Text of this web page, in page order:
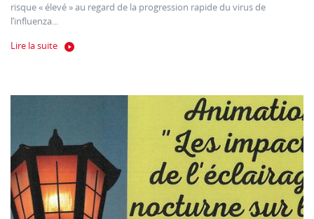
risque « élevé » au regard de la progression rapide du virus de
l’influenza...
Lire la suite